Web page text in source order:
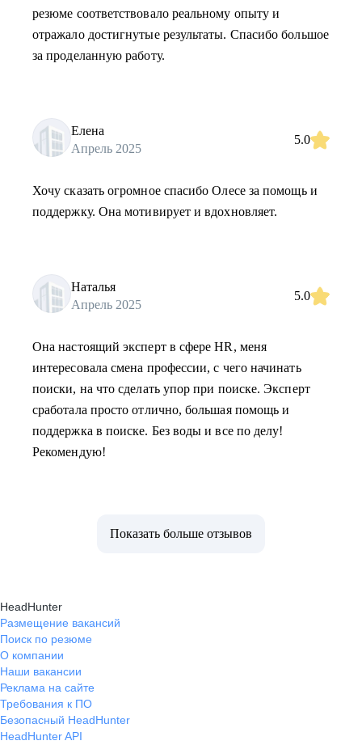
резюме соответствовало реальному опыту и
отражало достигнутые результаты. Спасибо большое
за проделанную работу.
Елена
Апрель 2025
5.0
Хочу сказать огромное спасибо Олесе за помощь и
поддержку. Она мотивирует и вдохновляет.
Наталья
Апрель 2025
5.0
Она настоящий эксперт в сфере HR, меня
интересовала смена профессии, с чего начинать
поиски, на что сделать упор при поиске. Эксперт
сработала просто отлично, большая помощь и
поддержка в поиске. Без воды и все по делу!
Рекомендую!
Показать больше отзывов
HeadHunter
Размещение вакансий
Поиск по резюме
О компании
Наши вакансии
Реклама на сайте
Требования к ПО
Безопасный HeadHunter
HeadHunter API